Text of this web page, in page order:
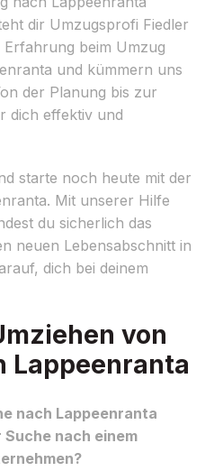
dir Umzugsprofi Fiedler
beim Umzug
und kümmern uns
der Planung bis zur
dich effektiv und
starte noch heute mit der
Mit unserer Hilfe
du sicherlich das
neuen Lebensabschnitt in
dich bei deinem
von
Lappeenranta
nach Lappeenranta
nach einem